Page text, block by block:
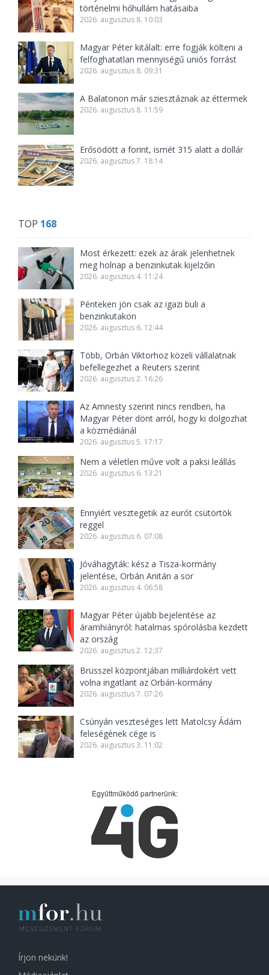
történelmi hőhullám hatásaiba
2026. augusztus 8. 10:03
Magyar Péter kitálalt: erre fogják költeni a
felfoghatatlan mennyiségű uniós forrást
2026. augusztus 8. 09:31
A Balatonon már sziesztáznak az éttermek
2026. augusztus 8. 11:59
Erősödött a forint, ismét 315 alatt a dollár
2026. augusztus 7. 18:14
TOP 168
Most érkezett: ezek az árak jelenhetnek
meg holnap a benzinkutak kijelzőin
2026. augusztus 4. 11:24
Pénteken jön csak az igazi buli a
benzinkutakon
2026. augusztus 6. 12:44
Több, Orbán Viktorhoz közeli vállalatnak
befellegezhet a Reuters szerint
2026. augusztus 2. 16:26
Az Amnesty szerint nincs rendben, ha
Magyar Péter dönt arról, hogy ki dolgozhat
a közmédiánál
2026. augusztus 5. 17:17
Nem a véletlen műve volt a paksi leállás
2026. augusztus 6. 13:21
Ennyiért vesztegetik az eurót csütörtök
reggel
2026. augusztus 6. 07:08
Jóváhagyták: kész a Tisza-kormány
jelentése, Orbán Anitán a sor
2026. augusztus 4. 06:58
Magyar Péter újabb bejelentése az
áramhiányról: hatalmas spórolásba kezdett
az ország
2026. augusztus 2. 12:37
Brüsszel központjában milliárdokért vett
volna ingatlant az Orbán-kormány
2026. augusztus 7. 07:26
Csúnyán veszteséges lett Matolcsy Ádám
feleségének cége is
2026. augusztus 3. 11:02
Együttműködő partnerünk:
Írjon nekünk!